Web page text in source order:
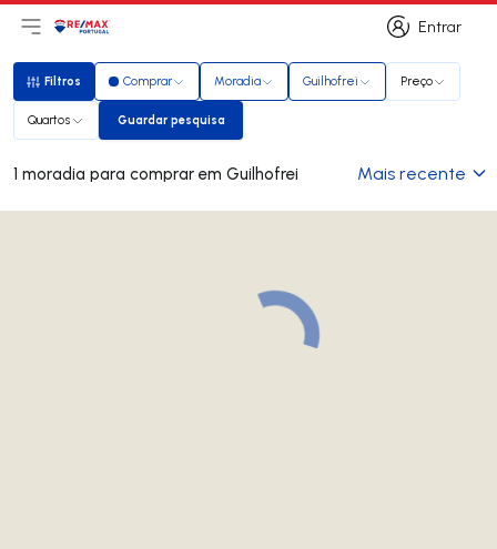
Entrar
Entrar
Abri menu principal
LogoIr para página inicial
Filtros
Filtros Comprar Moradia Guilhofrei Preço
Quartos Guardar pesquisa
Guardar pesquisa
1 moradia para comprar em Guilhofrei Mais recente